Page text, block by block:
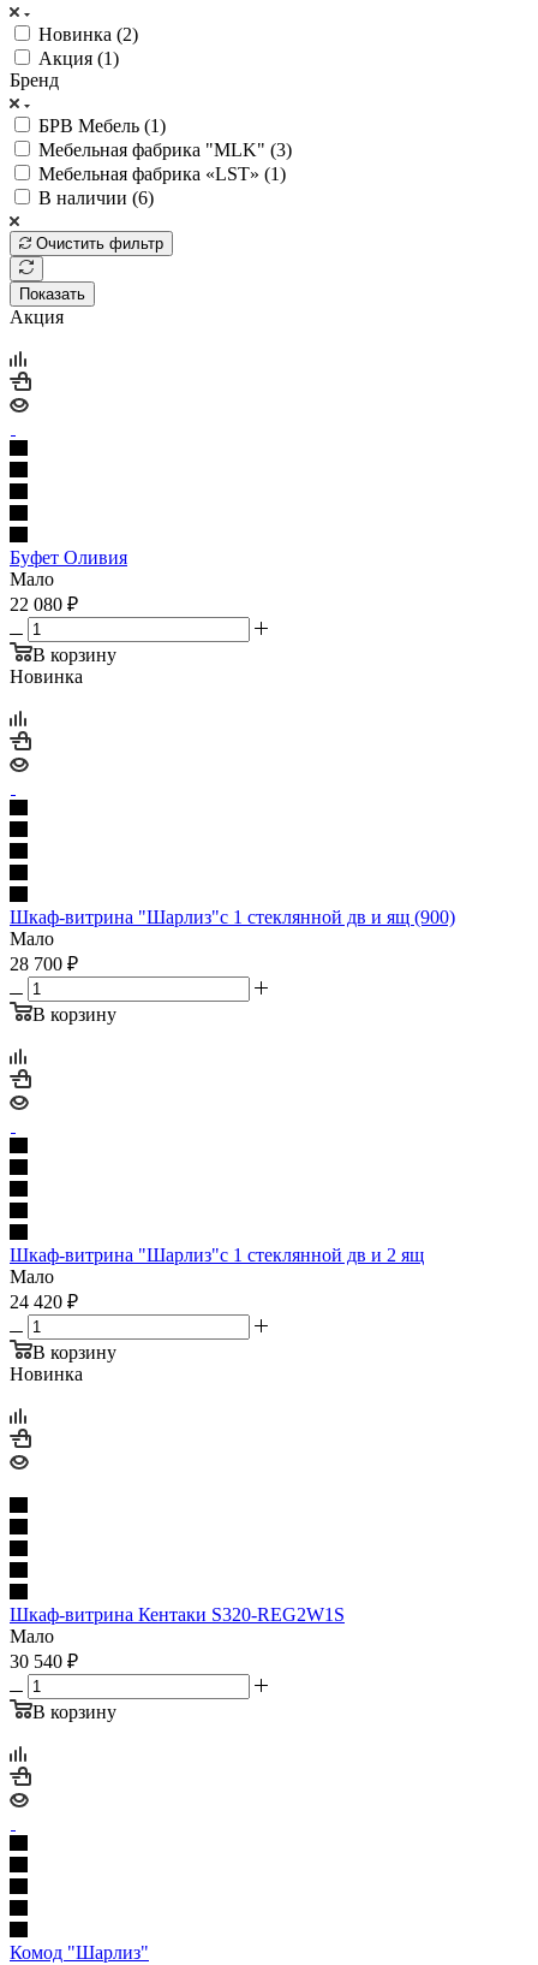
Новинка (2)
Акция (1)
Бренд
БРВ Мебель (1)
Мебельная фабрика "MLK" (3)
Мебельная фабрика «LST» (1)
В наличии (6)
Очистить фильтр
Показать
Акция
Буфет Оливия
Мало
22 080 ₽
В корзину
Новинка
Шкаф-витрина "Шарлиз"с 1 стеклянной дв и ящ (900)
Мало
28 700 ₽
В корзину
Шкаф-витрина "Шарлиз"с 1 стеклянной дв и 2 ящ
Мало
24 420 ₽
В корзину
Новинка
Шкаф-витрина Кентаки S320-REG2W1S
Мало
30 540 ₽
В корзину
Комод "Шарлиз"